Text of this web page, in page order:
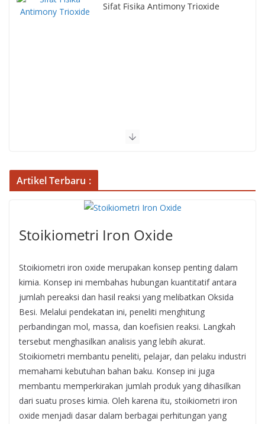
Sifat Fisika Antimony Trioxide
Artikel Terbaru :
Stoikiometri Iron Oxide
Stoikiometri iron oxide merupakan konsep penting dalam
kimia. Konsep ini membahas hubungan kuantitatif antara
jumlah pereaksi dan hasil reaksi yang melibatkan Oksida
Besi. Melalui pendekatan ini, peneliti menghitung
perbandingan mol, massa, dan koefisien reaksi. Langkah
tersebut menghasilkan analisis yang lebih akurat.
Stoikiometri membantu peneliti, pelajar, dan pelaku industri
memahami kebutuhan bahan baku. Konsep ini juga
membantu memperkirakan jumlah produk yang dihasilkan
dari suatu proses kimia. Oleh karena itu, stoikiometri iron
oxide menjadi dasar dalam berbagai perhitungan yang